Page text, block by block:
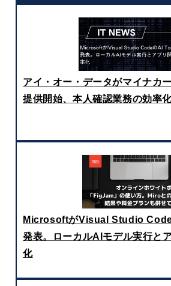
アイ・オー・データがマイナカ
提供開始、本人確認業務の効率
MicrosoftがVisual Studio
発表。ローカルAIモデル実行と
化